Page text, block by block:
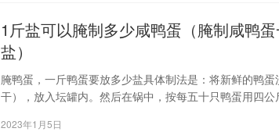
1斤盐可以腌制多少咸鸭蛋（腌制咸鸭
盐）
腌鸭蛋，一斤鸭蛋要放多少盐具体制法是：将新鲜的鸭
干），放入坛罐内。然后在锅中，按每五十只鸭蛋用四
冷却后，倒入摆入鲜鸭蛋的坛内，以没过蛋面为宜。将坛
2023年1月5日